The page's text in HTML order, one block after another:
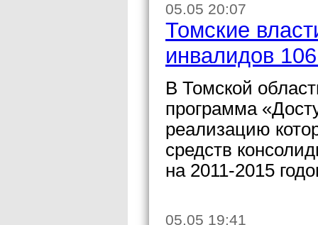
05.05 20:07
Томские
инвалидов
В Томской
программа
реализацию
средств
на 2011-2015
05.05 19:41